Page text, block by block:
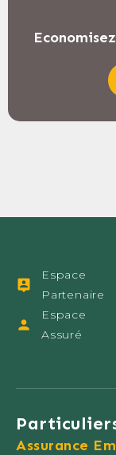
Espace
Partenaire
Espace
Assuré
Assurance